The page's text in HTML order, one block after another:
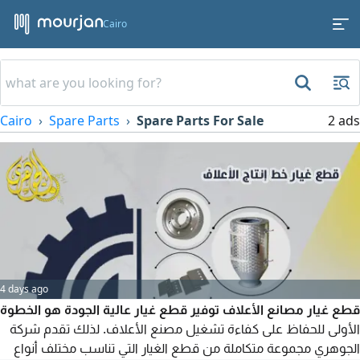
Cairo
Cairo Spare Parts Spare Parts For Sale 2 ads
4 days ago
قطع غيار مصانع الأعلاف توفير قطع غيار عالية الجودة هو الخطوة
الأولى للحفاظ على كفاءة تشغيل مصنع الأعلاف. لذلك تقدم شركة
الجوهري مجموعة متكاملة من قطع الغيار التي تناسب مختلف أنواع